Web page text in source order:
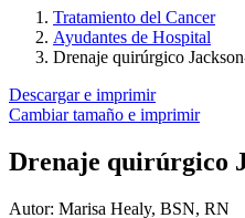
Tratamiento del Cancer
Ayudantes de Hospital
Drenaje quirúrgico
Descargar e imprimir
Cambiar tamaño e imprimir
Drenaje quirúrgico
Autor: Marisa Healy, BSN, RN